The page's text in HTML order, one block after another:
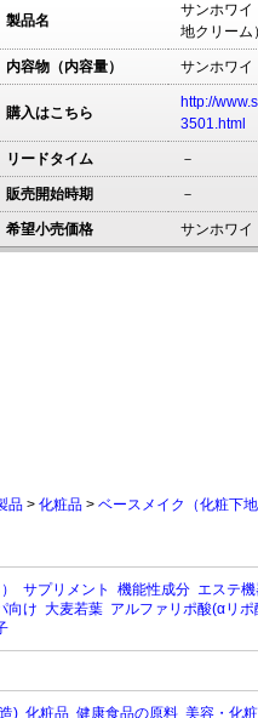
製品名
サンホワイ
地クリーム
内容物（内容量） サンホワ
購入はこちら
http://
3501.html
リードタイム －
販売開始時期 －
希望小売価格 サンホワ
品 > 化粧品 > ベースメイク（化粧下
サプリメント 機能性成分 エステ
向け 大麦若葉 アルファリポ酸(αリポ
) 化粧品 健康食品の原料 美容・化